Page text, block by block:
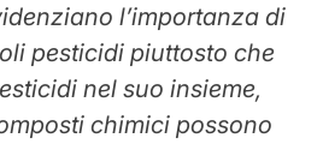
l’importanza di
pesticidi piuttosto che
nel suo insieme,
chimici possono